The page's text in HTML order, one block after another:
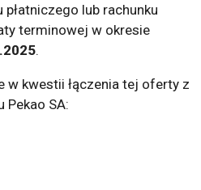
płatniczego lub rachunku
terminowej w okresie
.
w kwestii łączenia tej oferty z
Pekao SA: